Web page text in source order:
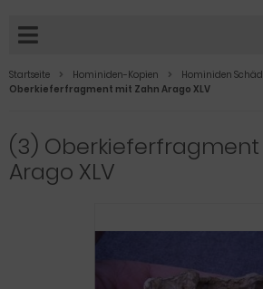
Startseite Hominiden-Kopien Hominiden
Oberkieferfragment mit Zahn Arago XLV
(3)
Arago XLV